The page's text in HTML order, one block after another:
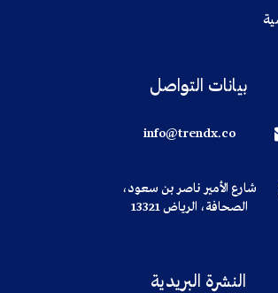
بيانات التواصل
info@trendx.co
شارع الأمير ناصر بن سعود،
الصحافة، الرياض 13321
النشرة البريدية